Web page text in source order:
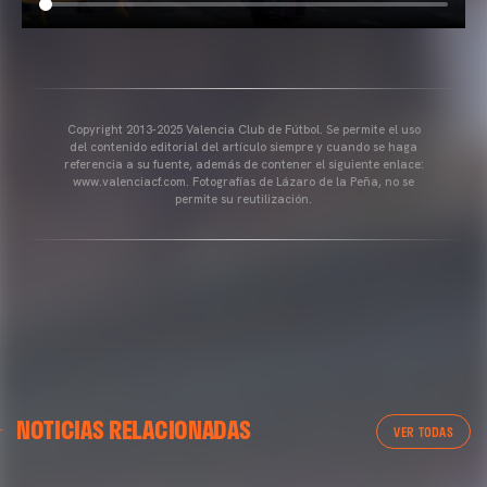
Copyright 2013-2025 Valencia Club de Fútbol. Se permite el uso
del contenido editorial del artículo siempre y cuando se haga
referencia a su fuente, además de contener el siguiente enlace:
www.valenciacf.com. Fotografías de Lázaro de la Peña, no se
permite su reutilización.
NOTICIAS RELACIONADAS VER TODAS
ENTRENAMIENTO DEL VALENCIA CF 04/03/26